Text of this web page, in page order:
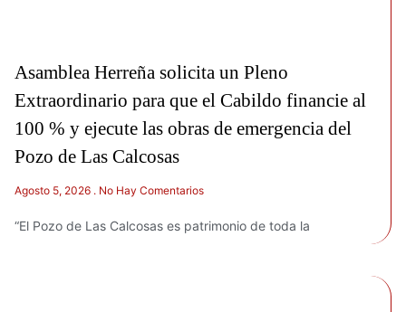
Asamblea Herreña solicita un Pleno
Extraordinario para que el Cabildo financie al
100 % y ejecute las obras de emergencia del
Pozo de Las Calcosas
Agosto 5, 2026 No Hay Comentarios
“El Pozo de Las Calcosas es patrimonio de toda la